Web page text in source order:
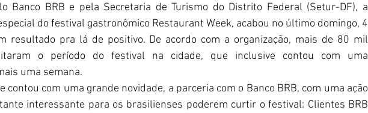
Banco BRB e pela Secretaria de Turismo do Distrito Federal (Setur-DF), a
do festival gastronômico Restaurant Week, acabou no último domingo, 4
resultado pra lá de positivo. De acordo com a organização, mais de 80 mil
o período do festival na cidade, que inclusive contou com uma
uma semana.
contou com uma grande novidade, a parceria com o Banco BRB, com uma ação
interessante para os brasilienses poderem curtir o festival: Clientes BRB